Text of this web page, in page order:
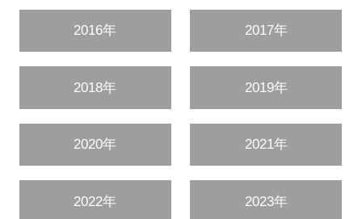
2016年 2017年
2018年 2019年
2020年 2021年
2022年 2023年